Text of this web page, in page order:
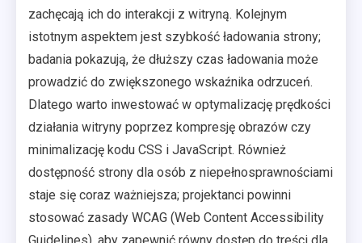
zachęcają ich do interakcji z witryną. Kolejnym
istotnym aspektem jest szybkość ładowania strony;
badania pokazują, że dłuższy czas ładowania może
prowadzić do zwiększonego wskaźnika odrzuceń.
Dlatego warto inwestować w optymalizację prędkości
działania witryny poprzez kompresję obrazów czy
minimalizację kodu CSS i JavaScript. Również
dostępność strony dla osób z niepełnosprawnościami
staje się coraz ważniejsza; projektanci powinni
stosować zasady WCAG (Web Content Accessibility